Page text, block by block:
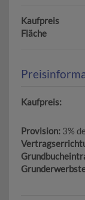
Kaufpreis
Fläche
Kaufpreis:
Provision: 3%